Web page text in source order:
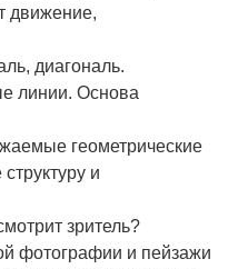
движение,
диагональ.
линии. Основа
геометрические
и
зритель?
фотографии и пейзажи